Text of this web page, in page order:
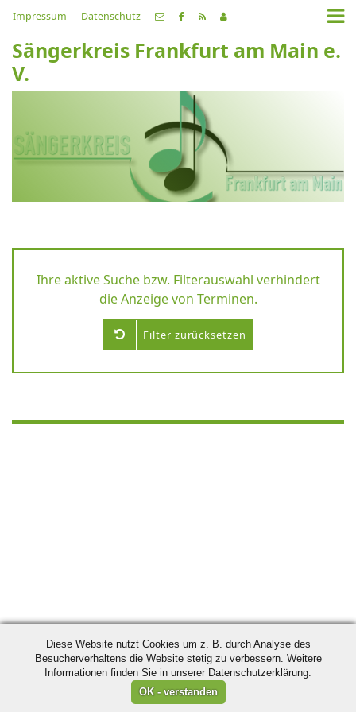
Impressum Datenschutz
Sängerkreis Frankfurt am Main e.
V.
Ihre aktive Suche bzw. Filterauswahl verhindert
die Anzeige von Terminen.
Filter zurücksetzen
Diese Website nutzt Cookies um z. B. durch Analyse des
Besucherverhaltens die Website stetig zu verbessern. Weitere
Informationen finden Sie in unserer Datenschutzerklärung.